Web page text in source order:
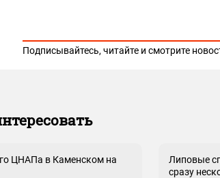
Подписывайтесь, читайте и смотрите
ЦНАПа в Каменском на
Липовые
сразу